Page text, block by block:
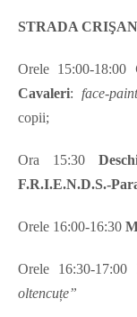
STRADA CRIŞAN
Orele 15:00-18:00
Cavaleri: face-
copii;
Ora 15:30
F.R.I.E.N.D.S.-
Orele 16:00-16:30
Orele 16:30-17:00
oltencuțe”